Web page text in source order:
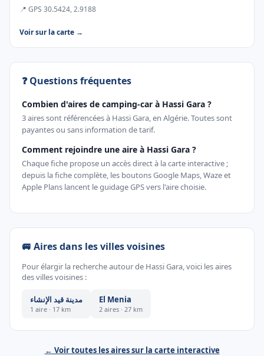
📍 GPS 30.5424, 2.9188
Voir sur la carte →
❓ Questions fréquentes
Combien d'aires de camping-car à Hassi Gara ?
3 aires sont référencées à Hassi Gara, en Algérie. Toutes sont
payantes ou sans information de tarif.
Comment rejoindre une aire à Hassi Gara ?
Chaque fiche propose un accès direct à la carte interactive ;
depuis la fiche complète, les boutons Google Maps, Waze et
Apple Plans lancent le guidage GPS vers l'aire choisie.
🚐 Aires dans les villes voisines
Pour élargir la recherche autour de Hassi Gara, voici les aires
des villes voisines :
مدينة قيد الإنشاء
1 aire · 17 km
El Menia
2 aires · 27 km
← Voir toutes les aires sur la carte interactive